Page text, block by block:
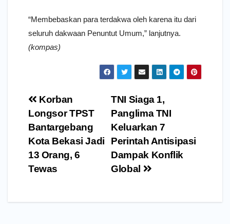
“Membebaskan para terdakwa oleh karena itu dari
seluruh dakwaan Penuntut Umum,” lanjutnya.
(kompas)
Navigasi
pos
TNI Siaga 1,
Panglima TNI
Keluarkan 7
Perintah Antisipasi
Dampak Konflik
Global
Korban
Longsor TPST
Bantargebang
Kota Bekasi Jadi
13 Orang, 6
Tewas